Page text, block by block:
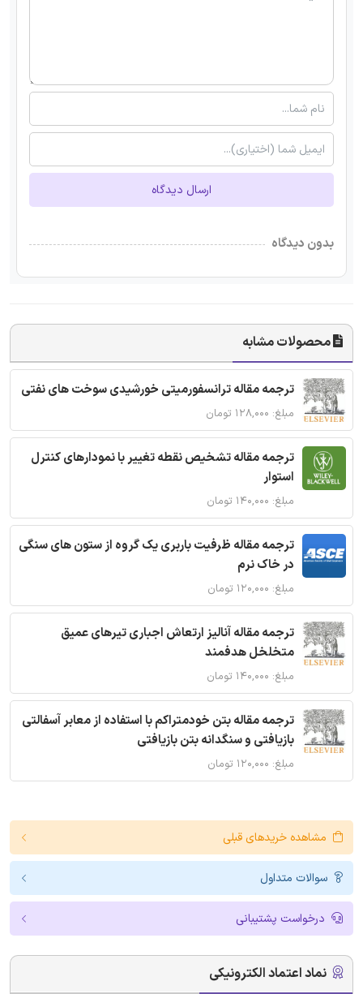
ارسال دیدگاه
بدون دیدگاه
محصولات مشابه
ترجمه مقاله ترانسفورمیتی خورشیدی سوخت های نفتی
مبلغ: ۱۲۸,۰۰۰ تومان
ترجمه مقاله تشخیص نقطه تغییر با نمودارهای کنترل
استوار
مبلغ: ۱۴۰,۰۰۰ تومان
ترجمه مقاله ظرفیت باربری یک گروه از ستون های سنگی
در خاک نرم
مبلغ: ۱۲۰,۰۰۰ تومان
ترجمه مقاله آنالیز ارتعاش اجباری تیرهای عمیق
متخلخل هدفمند
مبلغ: ۱۴۰,۰۰۰ تومان
ترجمه مقاله بتن خودمتراکم با استفاده از معابر آسفالتی
بازیافتی و سنگدانه بتن بازیافتی
مبلغ: ۱۲۰,۰۰۰ تومان
مشاهده خریدهای قبلی
سوالات متداول
درخواست پشتیبانی
نماد اعتماد الکترونیکی